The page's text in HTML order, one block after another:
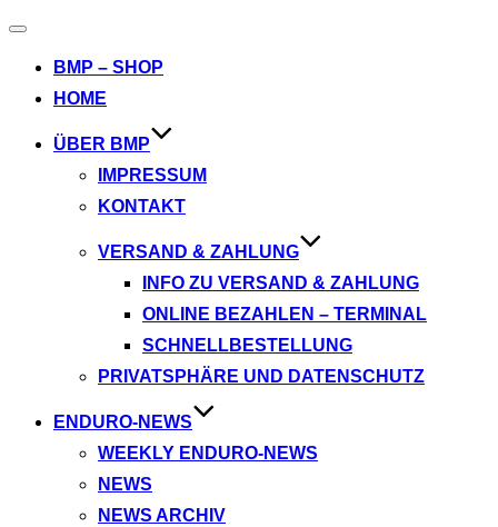
Navigation
BMP – SHOP
HOME
ÜBER BMP
IMPRESSUM
KONTAKT
VERSAND & ZAHLUNG
INFO ZU VERSAND & ZAHLUNG
ONLINE BEZAHLEN – TERMINAL
SCHNELLBESTELLUNG
PRIVATSPHÄRE UND DATENSCHUTZ
ENDURO-NEWS
WEEKLY ENDURO-NEWS
NEWS
NEWS ARCHIV